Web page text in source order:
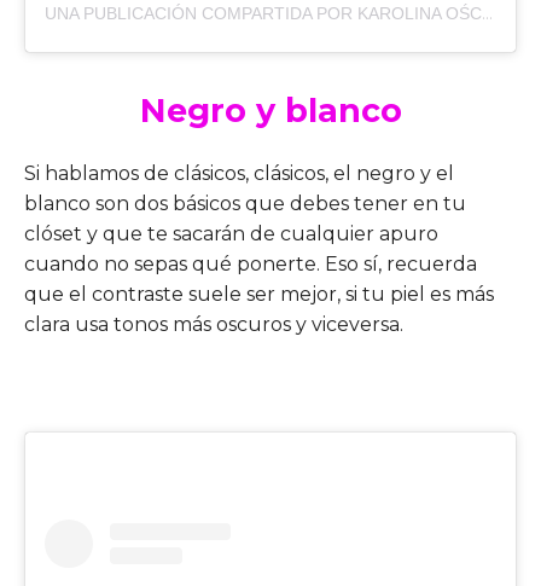
UNA PUBLICACIÓN COMPARTIDA POR KAROLINA OŚCIK-ALAMA (@CAJMEL)
Negro y blanco
Si hablamos de clásicos, clásicos, el negro y el
blanco son dos básicos que debes tener en tu
clóset y que te sacarán de cualquier apuro
cuando no sepas qué ponerte. Eso sí, recuerda
que el contraste suele ser mejor, si tu piel es más
clara usa tonos más oscuros y viceversa.